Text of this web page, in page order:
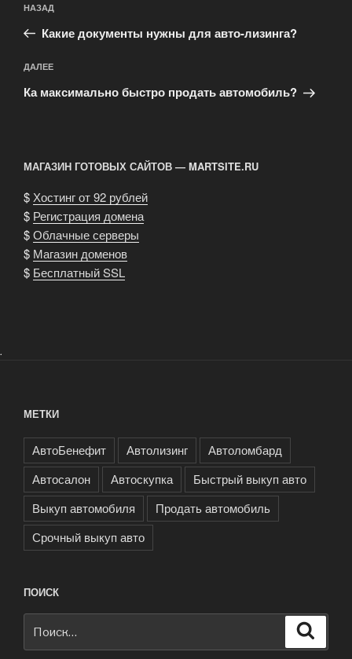
по
записям
Предыдущая
запись:
НАЗАД
Какие документы нужны для авто-лизинга?
Следующая
запись
ДАЛЕЕ
Ка максимально быстро продать автомобиль?
МАГАЗИН ГОТОВЫХ САЙТОВ — MARTSITE.RU
$ Хостинг от 92 рублей
$ Регистрация домена
$Облачные серверы
$ Магазин доменов
$ Бесплатный SSL
.
МЕТКИ
АвтоБенефит Автолизинг
Автоломбард
Автосалон
Автоскупка
Быстрый выкуп авто
Выкуп автомобиля
Продать автомобиль
Срочный выкуп авто
ПОИСК